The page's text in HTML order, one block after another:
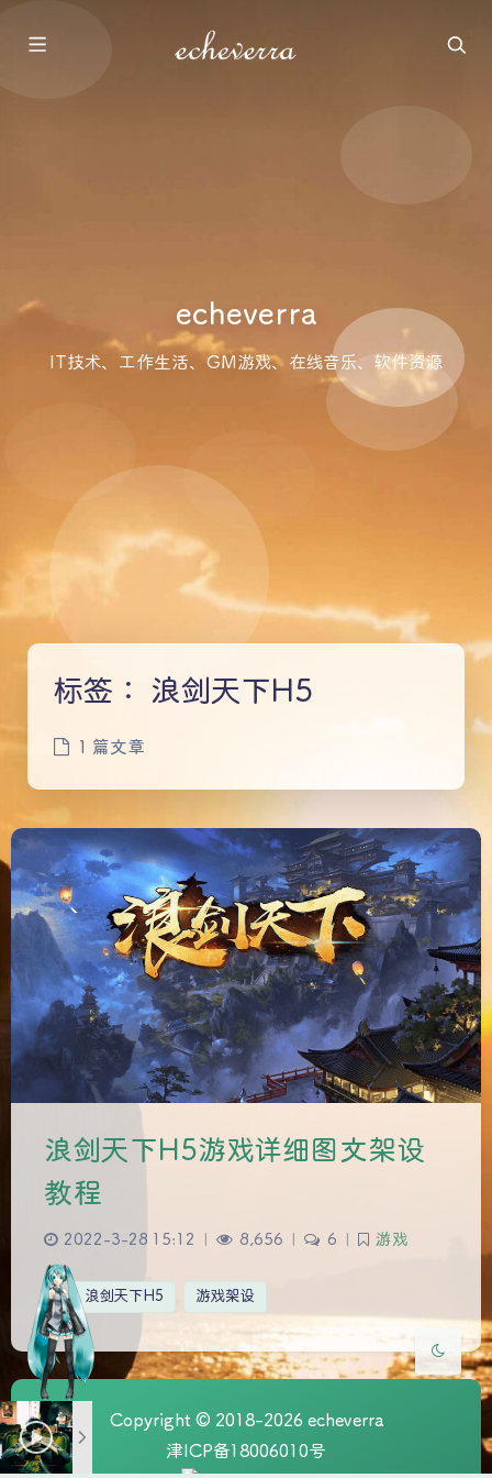
echeverra
IT技术、工作生活、GM游戏、在线音乐、软件资源
夜间模式
关闭 日落 暗化 灰度
标签： 浪剑天下H5
1 篇文章
浪剑天下H5游戏详细图文架设
教程
2022-3-28 15:12 8,656 6 游戏
浪剑天下H5 游戏架设
Copyright © 2018-2026 echeverra
津ICP备18006010号